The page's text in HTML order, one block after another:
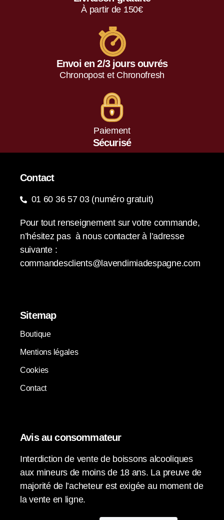
À partir de 150€
Envoi en 2/3 jours ouvrés
Chronopost et Chronofresh
Paiement
Sécurisé
Contact
01 60 36 57 03 (numéro gratuit)
Pour tout renseignement sur votre commande,
n’hésitez pas à nous contacter à l’adresse
suivante :
commandesclients@lavendimiadespagne.com
Sitemap
Boutique
Mentions légales
Cookies
Contact
Avis au consommateur
Interdiction de vente de boissons alcooliques
aux mineurs de moins de 18 ans. La preuve de
majorité de l’acheteur est exigée au moment de
la vente en ligne.